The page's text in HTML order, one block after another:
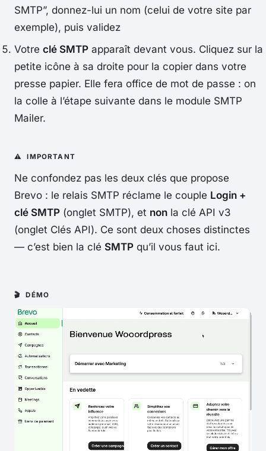
SMTP”, donnez-lui un nom (celui de votre site par
exemple), puis validez
Votre clé SMTPapparaît devant vous. Cliquez sur la
petite icône à sa droite pour la copier dans votre
presse papier. Elle fera office de mot de passe : on
la colle à l’étape suivante dans le module SMTP
Mailer.
Ne confondez pas les deux clés que propose
Brevo : le relais SMTP réclame le couple Login +
clé SMTP (onglet SMTP), et non la clé API v3
(onglet Clés API). Ce sont deux choses distinctes
— c’est bien la clé SMTP qu’il vous faut ici.